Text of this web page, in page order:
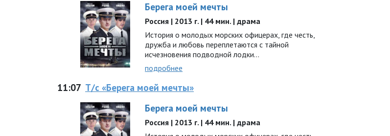
Берега моей мечты
Россия | 2013 г. | 44 мин. | драма
История о молодых морских офицерах, где честь,
дружба и любовь переплетаются с тайной
исчезновения подводной лодки…
подробнее
11:07 Т/с «Берега моей мечты»
Берега моей мечты
Россия | 2013 г. | 44 мин. | драма